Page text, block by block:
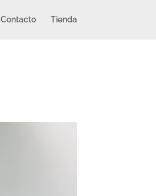
Contacto Tienda